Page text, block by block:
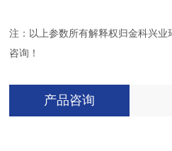
注：以上参数所有解释权归金科兴
咨询！
产品咨询